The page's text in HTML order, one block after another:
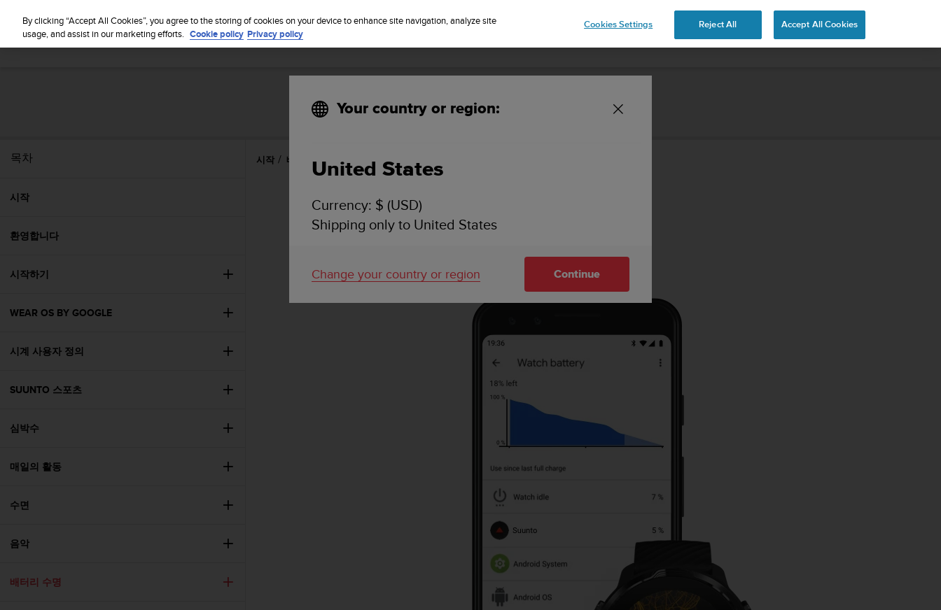
SUUNTO 7 사용 설명서
목차
시작
환영합니다
시작하기
WEAR OS BY GOOGLE
시계 사용자 정의
SUUNTO 스포츠
심박수
매일의 활동
수면
음악
배터리 수명
시작 배터리 수명 배터리 수명 및 사용량 확인
Your country or region:
United States
Currency: $ (USD)
Shipping only to United States
Change your country or region Continue
By clicking “Accept All Cookies”, you agree to the storing of cookies on your device to enhance site navigation, analyze site
usage, and assist in our marketing efforts. Cookie policy Privacy policy
Cookies Settings Reject All Accept All Cookies